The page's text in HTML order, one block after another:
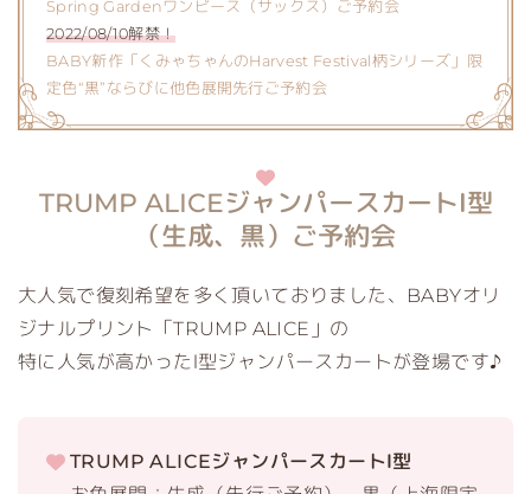
Spring Gardenワンピース（サックス）ご予約会
2022/08/10解禁！
BABY新作「くみゃちゃんのHarvest Festival柄シリーズ」限
定色“黒”ならびに他色展開先行ご予約会
TRUMP ALICEジャンパースカートⅠ型
（生成、黒）ご予約会
大人気で復刻希望を多く頂いておりました、BABYオリ
ジナルプリント「TRUMP ALICE」の
特に人気が高かったⅠ型ジャンパースカートが登場です♪
TRUMP ALICEジャンパースカートⅠ型